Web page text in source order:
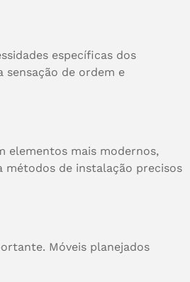
específicas dos
de ordem e
elementos mais modernos,
métodos de instalação precisos
Móveis planejados